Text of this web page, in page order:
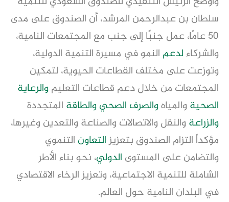
سلطان بن عبدالرحمن المرشد، أن الصندوق على مدى
50 عامًا، عمل جنبًا إلى جنب مع المجتمعات النامية،
والشركاءلدعم النمو في مسيرة التنمية الدولية،
وتوزعت على مختلف القطاعات الحيوية، لتمكين
المجتمعات من خلال دعم قطاعات التعليموالرعاية
الصحية والمياهوالصرف الصحيوالطاقة المتجددة
والزراعة والنقل والاتصالات والصناعة والتعدين وغيرها،
مؤكداً التزام الصندوق بتعزيزالتعاون التنموي
والتضامن على المستوى الدولي، نحو بناء الأطر
الشاملة للتنمية الاجتماعية، وتعزيز الرخاء الاقتصادي
في البلدان النامية حول العالم.